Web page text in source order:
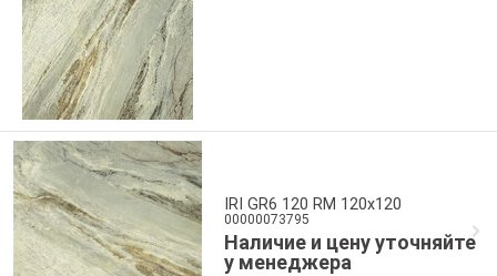
IRI GR6 120 RM 120x120
00000073795
Наличие и цену уточняйте
у менеджера